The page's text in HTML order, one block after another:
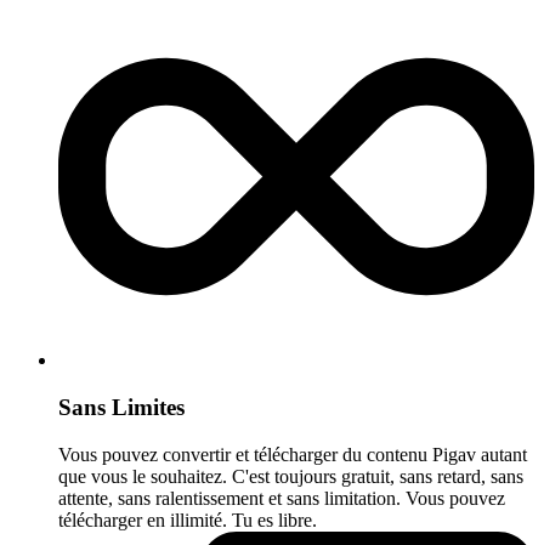
Sans Limites
Vous pouvez convertir et télécharger du contenu Pigav autant
que vous le souhaitez. C'est toujours gratuit, sans retard, sans
attente, sans ralentissement et sans limitation. Vous pouvez
télécharger en illimité. Tu es libre.